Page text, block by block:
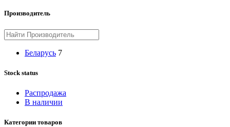
Производитель
Беларусь 7
Stock status
Распродажа
В наличии
Категории товаров